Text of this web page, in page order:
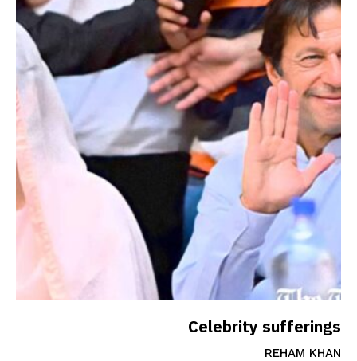
Celebrity sufferings
REHAM KHAN